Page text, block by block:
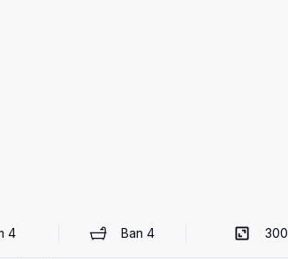
4 Ban4 300